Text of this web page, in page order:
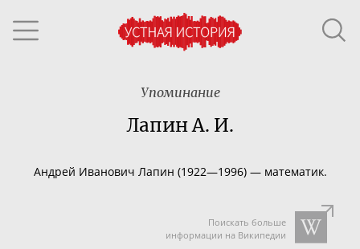
Упоминание
Лапин А. И.
Андрей Иванович Лапин (1922—1996) — математик.
Поискать больше
информации на Википедии